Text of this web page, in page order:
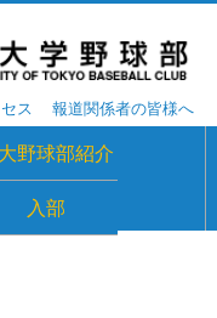
ス 報道関係者の皆様へ
野球部紹介
入部